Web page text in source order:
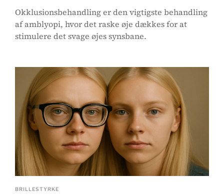
Okklusionsbehandling er den vigtigste behandling
af amblyopi, hvor det raske øje dækkes for at
stimulere det svage øjes synsbane.
BRILLESTYRKE